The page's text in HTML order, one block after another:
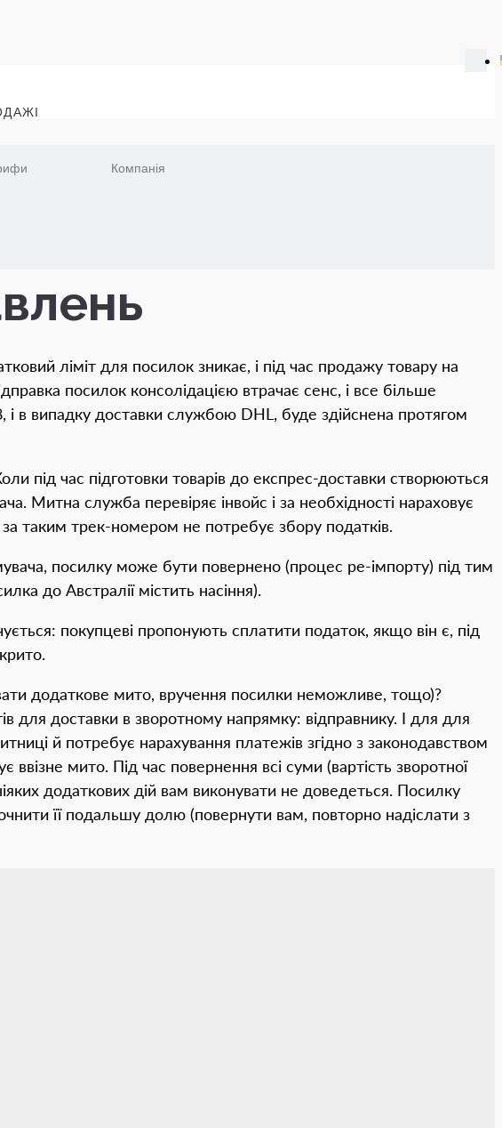
Компанія
ліміт для посилок зникає, і під час продажу товару на
посилок консолідацією втрачає сенс, і все більше
в випадку доставки службою DHL, буде здійснена протягом
під час підготовки товарів до експрес-доставки створюються
Митна служба перевіряє інвойс і за необхідності нараховує
таким трек-номером не потребує збору податків.
посилку може бути повернено (процес ре-імпорту) під тим
до Австралії містить насіння).
покупцеві пропонують сплатити податок, якщо він є, під
додаткове мито, вручення посилки неможливе, тощо)?
доставки в зворотному напрямку: відправнику. І для для
й потребує нарахування платежів згідно з законодавством
мито. Під час повернення всі суми (вартість зворотної
додаткових дій вам виконувати не доведеться. Посилку
її подальшу долю (повернути вам, повторно надіслати з